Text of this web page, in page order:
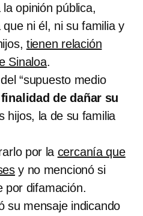
opinión pública,
ni él, ni su familia y
tienen relación
Sinaloa.
“supuesto medio
de dañar su
hijos, la de su familia
por la cercanía que
y no mencionó si
por difamación.
su mensaje indicando